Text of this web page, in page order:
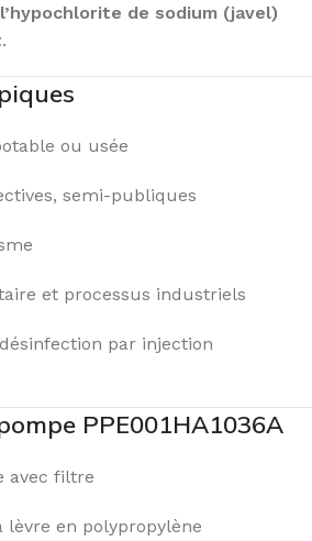
l’hypochlorite de sodium (javel)
.
ou usée
semi-publiques
et processus industriels
par injection
PPE001HA1036A
avec filtre
lèvre en polypropylène